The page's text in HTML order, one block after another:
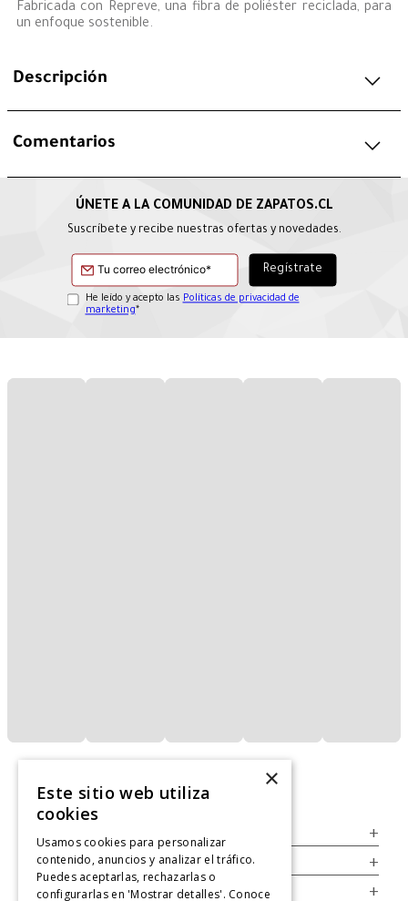
Fabricada con Repreve, una fibra de poliéster reciclada, para
un enfoque sostenible.
Descripción
Comentarios
Suscríbete y recibe nuestras ofertas y novedades.
He leído y acepto las Políticas de privacidad de
marketing*
+
Legal +
Cuenta +
×
Este sitio web utiliza
cookies
Usamos cookies para personalizar
contenido, anuncios y analizar el tráfico.
Puedes aceptarlas, rechazarlas o
configurarlas en 'Mostrar detalles'. Conoce